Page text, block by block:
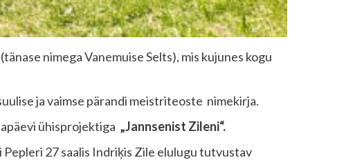
nimega Vanemuise Selts), mis kujunes kogu
ja vaimse pärandi meistriteoste nimekirja.
ühisprojektiga „Jannsenist Zileni“.
27 saalis Indriķis Zile elulugu tutvustav